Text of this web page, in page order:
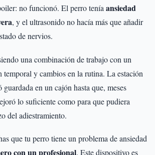
no funcionó. El perro teníaansiedad
, y el ultrasonido no hacía más que añadir
de nervios.
una combinación de trabajo con un
temporal y cambios en la rutina. La estación
en un cajón hasta que, meses
lo suficiente como para que pudiera
del adiestramiento.
que tu perro tiene un problema de ansiedad
con un profesional. Este dispositivo es